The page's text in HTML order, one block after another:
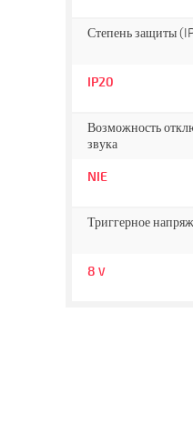
Степень защиты
IP20
Возможность
звука
NIE
Триггерное
8 V